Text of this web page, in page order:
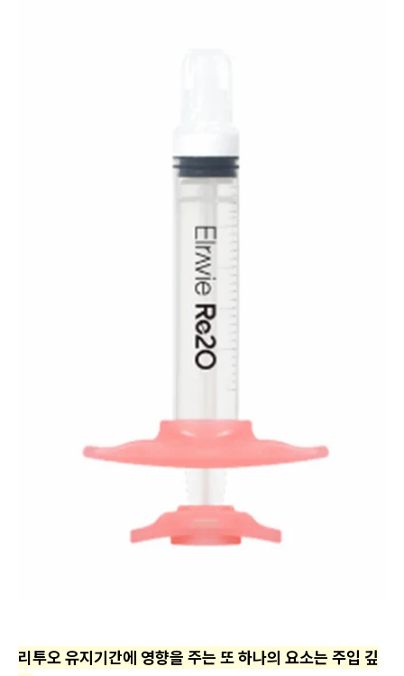
리투오 유지기간에 영향을 주는 또 하나의 요소는 주입 깊